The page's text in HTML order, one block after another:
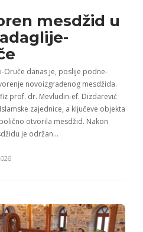
mesdžid u
Oruče danas je, poslije podne-
novoizgrađenog mesdžida.
prof. dr. Mevludin-ef. Dizdarević
zajednice, a ključeve objekta
otvorila mesdžid. Nakon
je održan…